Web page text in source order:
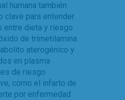
humana también
clave para entender
entre dieta y riesgo
de trimetilamina
aterogénico y
en plasma
de riesgo
como el infarto de
por enfermedad